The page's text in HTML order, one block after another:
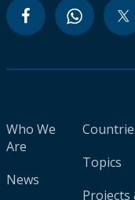
Who We
Are
News
Topics
Projects